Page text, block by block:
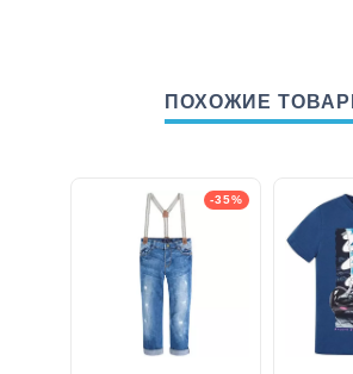
ПОХОЖИЕ
-35%